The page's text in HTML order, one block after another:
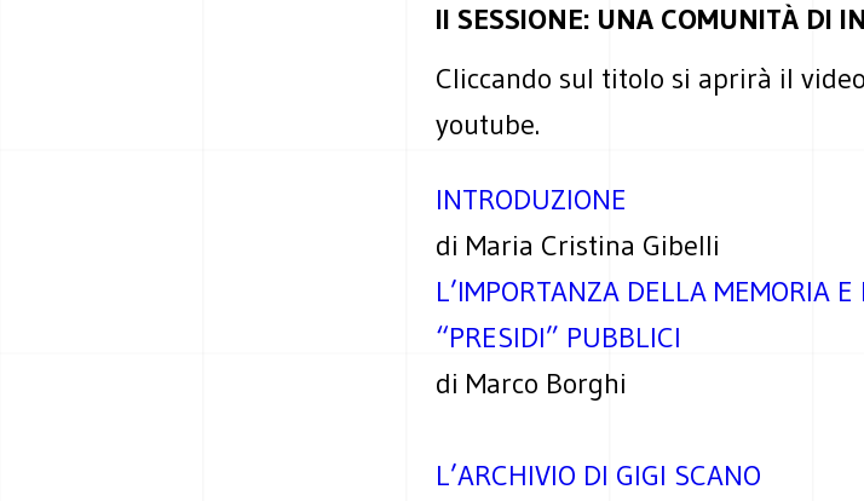
II SESSIONE: UNA COMUNITÀ DI
Cliccando sul titolo si aprirà il
youtube.
INTRODUZIONE
di Maria Cristina Gibelli
L’IMPORTANZA DELLA MEMORIA E
“PRESIDI” PUBBLICI
di Marco Borghi
L’ARCHIVIO DI GIGI SCANO